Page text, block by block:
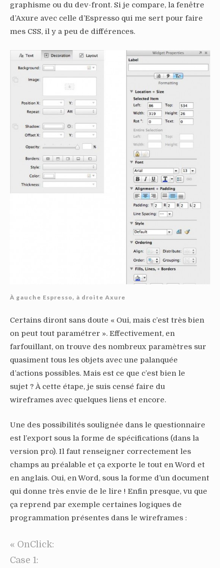
graphisme ou du dev-front. Si je compare, la fenêtre
d’Axure avec celle d’Espresso qui me sert pour faire
mes CSS, il y a peu de différences.
À gauche Espresso, à droite Axure
Certains diront sans doute « Oui, mais c’est très bien
on peut tout paramétrer ». Effectivement, en
farfouillant, on trouve des nombreux paramètres sur
quasiment tous les objets avec une palanquée
d’actions possibles. Mais est ce que c’est bien le
sujet ? À cette étape, je suis censé faire du
wireframes avec quelques liens et encore.
Une des possibilités soulignée dans le questionnaire
est l’export sous la forme de spécifications (dans la
version pro). Il faut renseigner correctement les
champs au préalable et ça exporte le tout en Word et
en anglais. Oui, en Word, sous la forme d’un document
qui donne très envie de le lire ! Enfin presque, vu que
ça reprend par exemple certaines logiques de
programmation présentes dans le wireframes :
« OnClick:
Case 1: